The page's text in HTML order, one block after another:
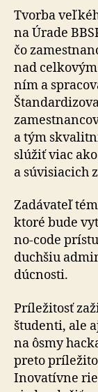
Tvorba
na Úrade
čo
nad
ním a
a tým
slúžiť viac
a sú­vi­sia­cich
Zadávateľ
ktoré bude
no-code
duchšiu
dúcnosti.
Príležitosť
študenti, ale
na ôsmy
preto
Inovatívne